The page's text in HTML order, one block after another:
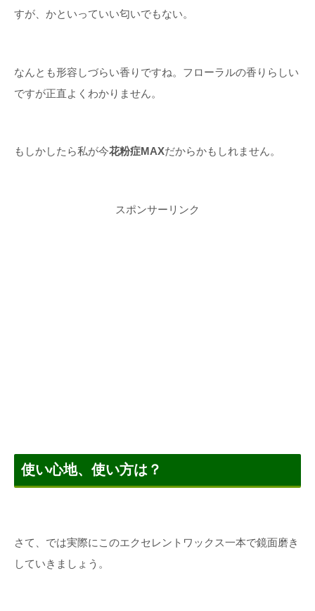
すが、かといっていい匂いでもない。
なんとも形容しづらい香りですね。フローラルの香りらしい
ですが正直よくわかりません。
もしかしたら私が今花粉症MAXだからかもしれません。
スポンサーリンク
使い心地、使い方は？
さて、では実際にこのエクセレントワックス一本で鏡面磨き
していきましょう。